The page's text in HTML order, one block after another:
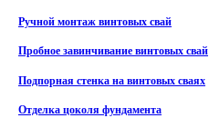
Ручной монтаж винтовых свай
Пробное завинчивание винтовых свай
Подпорная стенка на винтовых сваях
Отделка цоколя фундамента